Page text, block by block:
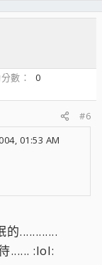
數
0
#6
01:53 AM
............
...... :lol: